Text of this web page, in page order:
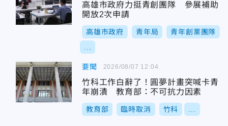
高雄市政府力挺青創團隊 參展補助
開放2次申請
高雄市政府 青年局 青年創業團隊
要聞
竹科工作白辭了！圓夢計畫突喊卡青
年崩潰 教育部：不可抗力因素
教育部 臨時取消 竹科
2026/08/07 12:04